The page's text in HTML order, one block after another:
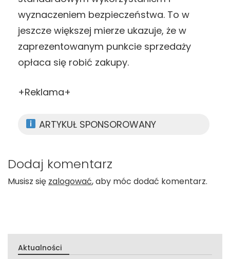
wyznaczeniem bezpieczeństwa. To w
jeszcze większej mierze ukazuje, że w
zaprezentowanym punkcie sprzedaży
opłaca się robić zakupy.
+Reklama+
ARTYKUŁ SPONSOROWANY
Dodaj komentarz
Musisz się zalogować, aby móc dodać komentarz.
Aktualności